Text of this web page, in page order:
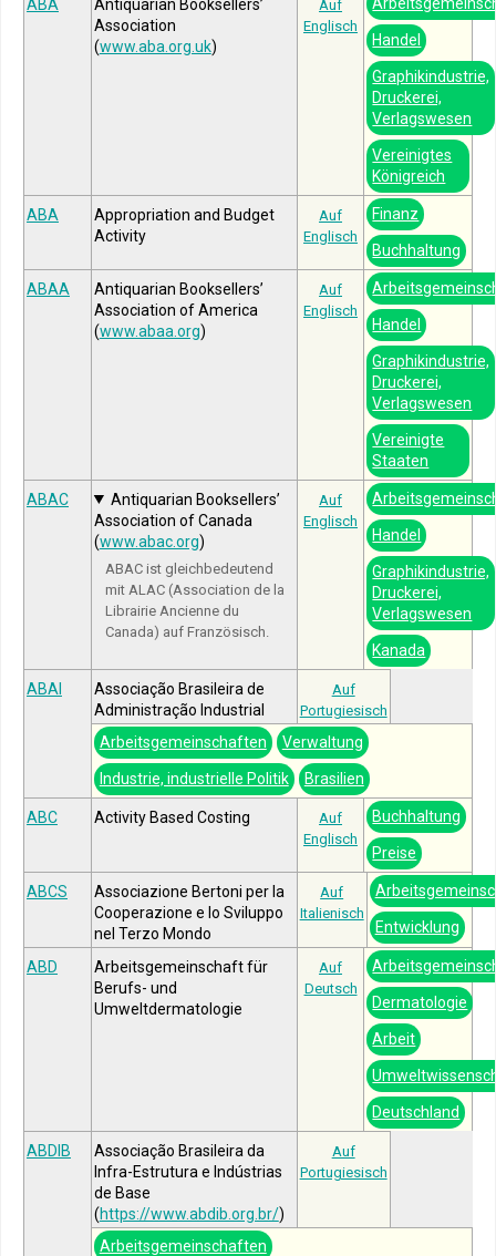
ABA
Antiquarian Booksellers’
Association
(www.aba.org.uk)
Auf
Englisch
Handel
Graphikindustrie,
Druckerei,
Verlagswesen
Vereinigtes
Königreich
ABA
Appropriation and Budget
Activity
Auf
Englisch
Finanz
Buchhaltung
ABAA
Antiquarian Booksellers’
Association of America
(www.abaa.org)
Auf
Englisch
Handel
Graphikindustrie,
Druckerei,
Verlagswesen
Vereinigte
Staaten
ABAC
Antiquarian Booksellers’
Association of Canada
(www.abac.org)
ABAC ist gleichbedeutend
mit ALAC (Association de la
Librairie Ancienne du
Canada) auf Französisch.
Auf
Englisch
Handel
Graphikindustrie,
Druckerei,
Verlagswesen
Kanada
ABAI
Associação Brasileira de
Administração Industrial
Auf
Portugiesisch
Arbeitsgemeinschaften Verwaltung
Industrie, industrielle Politik Brasilien
ABC Activity Based Costing
Auf
Englisch
Buchhaltung
Preise
ABCS
Associazione Bertoni per la
Cooperazione e lo Sviluppo
nel Terzo Mondo
Auf
Italienisch
Entwicklung
ABD
Arbeitsgemeinschaft für
Berufs- und
Umweltdermatologie
Auf
Deutsch
Dermatologie
Arbeit
Deutschland
ABDIB
Associação Brasileira da
Infra-Estrutura e Indústrias
de Base
(https://www.abdib.org.br/)
Auf
Portugiesisch
Arbeitsgemeinschaften